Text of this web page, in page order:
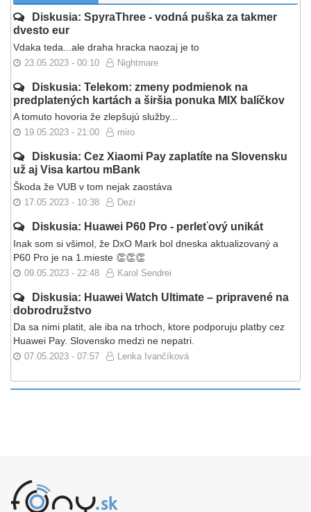
Diskusia: SpyraThree - vodná puška za takmer
dvesto eur
Vdaka teda...ale draha hracka naozaj je to
23.05.2023 - 00:10 Nightmare
Diskusia: Telekom: zmeny podmienok na
predplatených kartách a širšia ponuka MIX balíčkov
A tomuto hovoria že zlepšujú služby...
19.05.2023 - 21:00 miro
Diskusia: Cez Xiaomi Pay zaplatíte na Slovensku
už aj Visa kartou mBank
Škoda že VUB v tom nejak zaostáva
17.05.2023 - 10:38 Dezi
Diskusia: Huawei P60 Pro - perleťový unikát
Inak som si všimol, že DxO Mark bol dneska aktualizovaný a
P60 Pro je na 1.mieste 👏👏👏
09.05.2023 - 22:48 Karol Sendrei
Diskusia: Huawei Watch Ultimate – pripravené na
dobrodružstvo
Da sa nimi platit, ale iba na trhoch, ktore podporuju platby cez
Huawei Pay. Slovensko medzi ne nepatri.
07.05.2023 - 07:57 Lenka Ivančíková